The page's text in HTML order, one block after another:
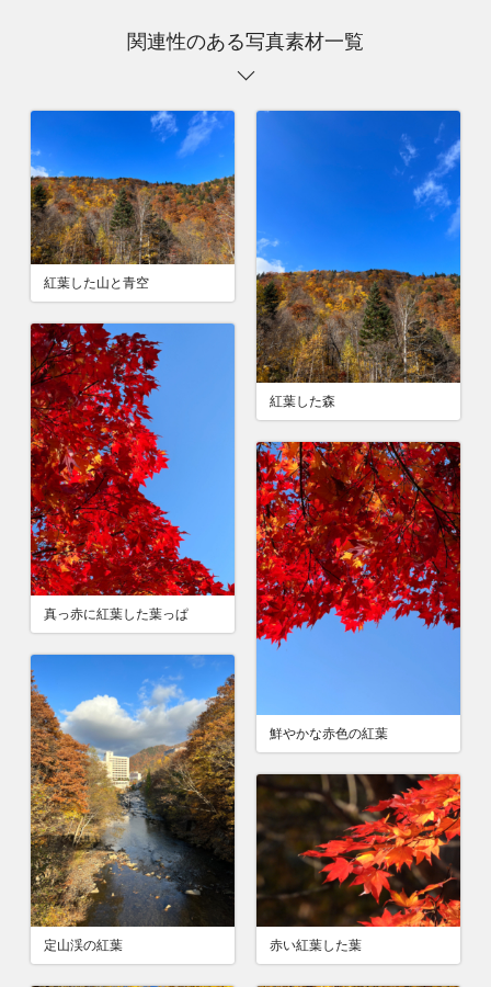
関連性のある写真素材一覧
紅葉した山と青空
紅葉した森
真っ赤に紅葉した葉っぱ
鮮やかな赤色の紅葉
定山渓の紅葉 赤い紅葉した葉